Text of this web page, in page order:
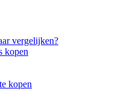
vergelijken?
kopen
kopen